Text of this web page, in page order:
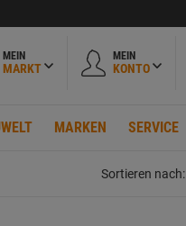
MEIN
MARKT
MEIN
KONTO
MARKEN SERVICE
Sortieren nach: